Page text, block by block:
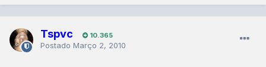
Tspvc 10.365
Postado Março 2, 2010